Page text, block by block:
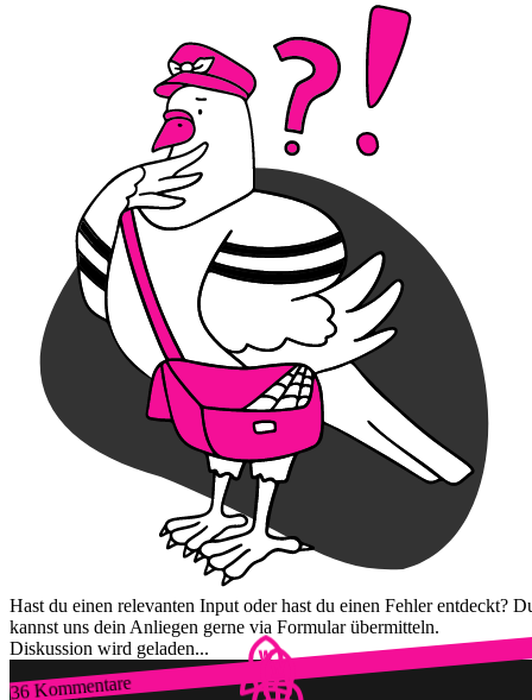
Hast du einen relevanten Input oder hast du einen Fehler entdeckt?
kannst uns dein Anliegen gerne via Formular übermitteln.
Diskussion wird geladen...
36 Kommentare
Zum Login